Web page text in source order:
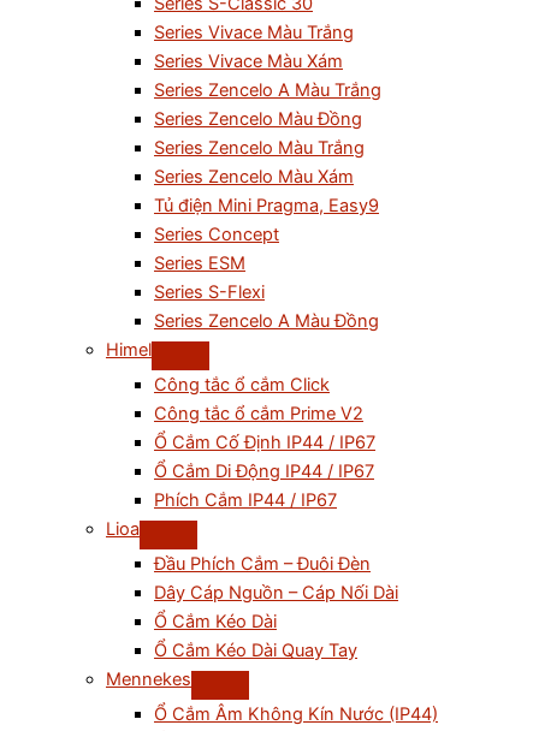
Series Vivace Màu Trắng
Series Vivace Màu Xám
Series Zencelo A Màu Trắng
Series Zencelo Màu Đồng
Series Zencelo Màu Trắng
Series Zencelo Màu Xám
Tủ điện Mini Pragma, Easy9
Series Concept
Series ESM
Series S-Flexi
Series Zencelo A Màu Đồng
Himel
Công tắc ổ cắm Click
Công tắc ổ cắm Prime V2
Ổ Cắm Cố Định IP44 / IP67
Ổ Cắm Di Động IP44 / IP67
Phích Cắm IP44 / IP67
Lioa
Đầu Phích Cắm – Đuôi Đèn
Dây Cáp Nguồn – Cáp Nối Dài
Ổ Cắm Kéo Dài
Ổ Cắm Kéo Dài Quay Tay
Mennekes
Ổ Cắm Âm Không Kín Nước (IP44)